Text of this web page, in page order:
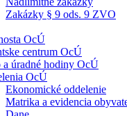
Zakázky § 9 ods. 9 ZVO
OcÚ
centrum OcÚ
a úradné hodiny OcÚ
OcÚ
Ekonomické oddelenie
Matrika a evidencia